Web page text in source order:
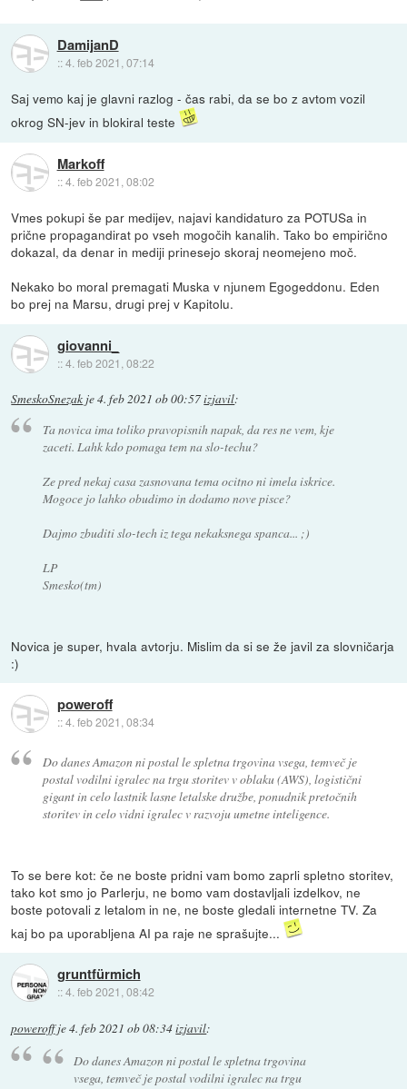
DamijanD
::4. feb 2021, 07:14
Saj vemo kaj je glavni razlog - čas rabi, da se bo z avtom vozil
okrog SN-jev in blokiral teste
Markoff
::4. feb 2021, 08:02
Vmes pokupi še par medijev, najavi kandidaturo za POTUSa in
prične propagandirat po vseh mogočih kanalih. Tako bo empirično
dokazal, da denar in mediji prinesejo skoraj neomejeno moč.
Nekako bo moral premagati Muska v njunem Egogeddonu. Eden
bo prej na Marsu, drugi prej v Kapitolu.
giovanni_
::4. feb 2021, 08:22
SmeskoSnezak je4. feb 2021 ob 00:57izjavil:
Ta novica ima toliko pravopisnih napak, da res ne vem, kje
zaceti. Lahk kdo pomaga tem na slo-techu?
Ze pred nekaj casa zasnovana tema ocitno ni imela iskrice.
Mogoce jo lahko obudimo in dodamo nove pisce?
Dajmo zbuditi slo-tech iz tega nekaksnega spanca... ;)
LP
Smesko(tm)
Novica je super, hvala avtorju. Mislim da si se že javil za slovničarja
:)
poweroff
::4. feb 2021, 08:34
Do danes Amazon ni postal le spletna trgovina vsega, temveč je
postal vodilni igralec na trgu storitev v oblaku (AWS), logistični
gigant in celo lastnik lasne letalske družbe, ponudnik pretočnih
storitev in celo vidni igralec v razvoju umetne inteligence.
To se bere kot: če ne boste pridni vam bomo zaprli spletno storitev,
tako kot smo jo Parlerju, ne bomo vam dostavljali izdelkov, ne
boste potovali z letalom in ne, ne boste gledali internetne TV. Za
kaj bo pa uporabljena AI pa raje ne sprašujte...
gruntfürmich
::4. feb 2021, 08:42
poweroffje4. feb 2021 ob 08:34izjavil:
Do danes Amazon ni postal le spletna trgovina
vsega, temveč je postal vodilni igralec na trgu